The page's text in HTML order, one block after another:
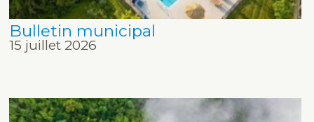
Bulletin municipal
15 juillet 2026